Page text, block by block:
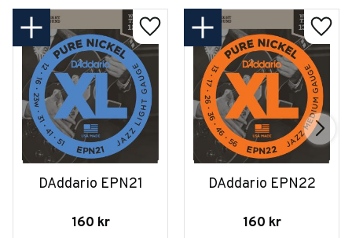
DAddario EPN21
160 kr
DAddario EPN22
160 kr